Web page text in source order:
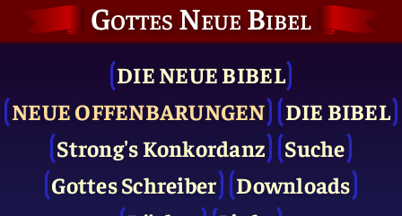
Gottes Neue Bibel
DIE NEUE BIBEL
NEUE OFFENBARUNGEN
DIE BIBEL
Strong's Konkordanz
Suche
Gottes Schreiber
Downloads